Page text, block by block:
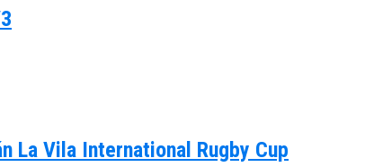
La Vila International Rugby Cup